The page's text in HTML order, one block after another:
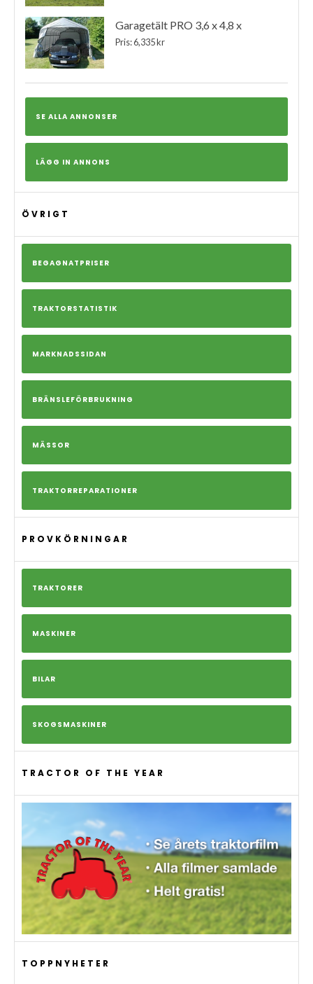
Garagetält PRO 3,6 x 4,8 x
Pris: 6,335 kr
SE ALLA ANNONSER
LÄGG IN ANNONS
ÖVRIGT
BEGAGNATPRISER
TRAKTORSTATISTIK
MARKNADSSIDAN
BRÄNSLEFÖRBRUKNING
MÄSSOR
TRAKTORREPARATIONER
PROVKÖRNINGAR
TRAKTORER
MASKINER
BILAR
SKOGSMASKINER
TRACTOR OF THE YEAR
TOPPNYHETER